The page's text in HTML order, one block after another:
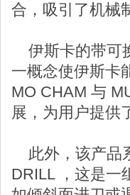
合，吸引了机械
伊斯卡的带可
一概念使伊斯卡
MO CHAM 与
展，为用户提供
此外，该产品
DRILL ，这是一